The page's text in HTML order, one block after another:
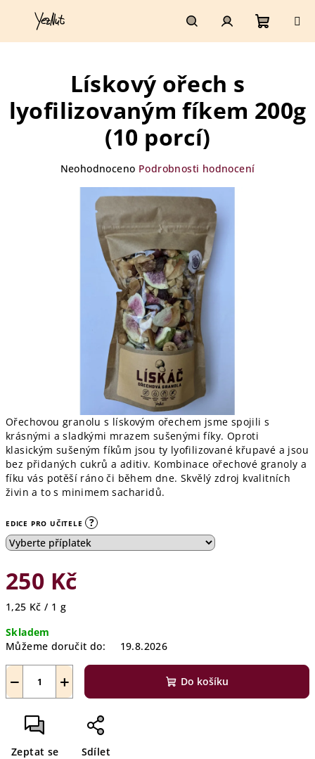
HledatPřihlášení
Ořechovou granolu s lískovým ořechem jsme spojili s
krásnými a sladkými mrazem sušenými fíky. Oproti
klasickým sušeným fíkům jsou ty lyofilizované křupavé a jsou
bez přidaných cukrů a aditiv. Kombinace ořechové granoly a
fíku vás potěší ráno či během dne. Skvělý zdroj kvalitních
živin a to s minimem sacharidů.
EDICE PRO UČITELE ?
250 Kč
Měrná
1,25 Kč / 1 g
Skladem
Můžeme doručit do:
19.8.2026
+
− Do košíku
Zeptat se Sdílet
Lískový ořech s
lyofilizovaným fíkem 200g
(10 porcí)
Průměrné
produktu
hvězdiček.
Neohodnoceno Podrobnosti hodnocení